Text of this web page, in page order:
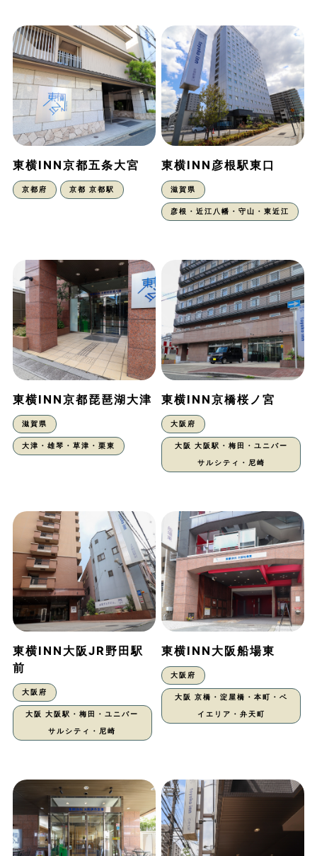
東横INN京都五条大宮
京都府 京都 京都駅
東横INN彦根駅東口
滋賀県
彦根・近江八幡・守山・東近江
東横INN京都琵琶湖大津
滋賀県
大津・雄琴・草津・栗東
東横INN京橋桜ノ宮
大阪府
大阪 大阪駅・梅田・ユニバー
サルシティ・尼崎
東横INN大阪JR野田駅
前
大阪府
大阪 大阪駅・梅田・ユニバー
サルシティ・尼崎
東横INN大阪船場東
大阪府
大阪 京橋・淀屋橋・本町・ベ
イエリア・弁天町